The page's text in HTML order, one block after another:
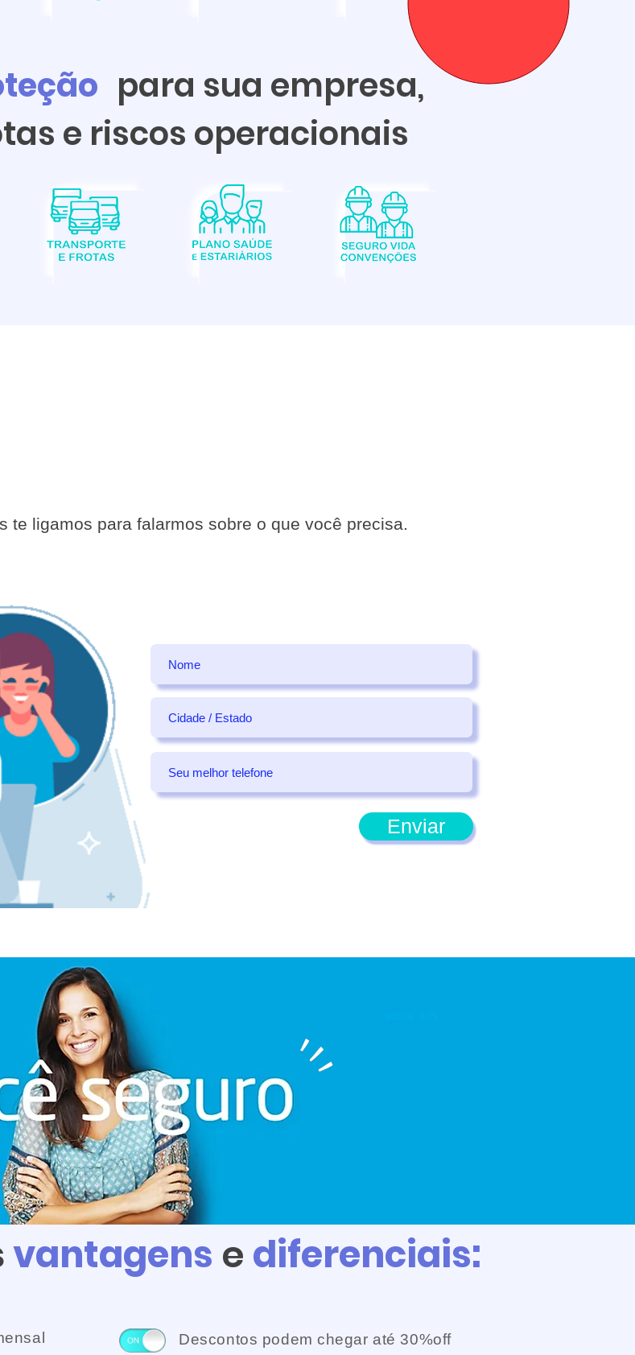
para sua empresa,
e riscos operacionais
te ligamos para falarmos sobre o que você precisa.
Enviar
e tranquilo
vantagens e diferenciais:
Descontos podem chegar até 30%off